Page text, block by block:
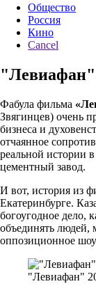
Общество
Россия
Кино
Cancel
"Левиафан"
Фабула фильма
Звягинцев) очень
бизнеса и
отчаянное
реальной истории
цементный завод.
И вот, история из
Екатеринбурге.
богоугодное дело,
объединять людей,
оппозиционное
"Левиафан"